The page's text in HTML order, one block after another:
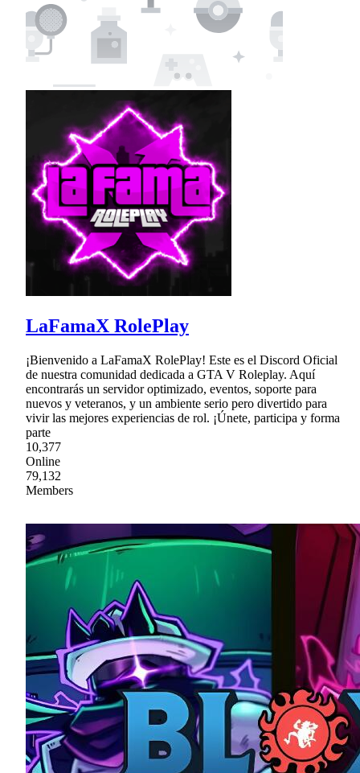
LaFamaX RolePlay
¡Bienvenido a LaFamaX RolePlay! Este es el Discord Oficial
de nuestra comunidad dedicada a GTA V Roleplay. Aquí
encontrarás un servidor optimizado, eventos, soporte para
nuevos y veteranos, y un ambiente serio pero divertido para
vivir las mejores experiencias de rol. ¡Únete, participa y forma
parte
10,377
Online
79,132
Members